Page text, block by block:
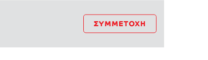
ΣΥΜΜΕΤΟΧΉ